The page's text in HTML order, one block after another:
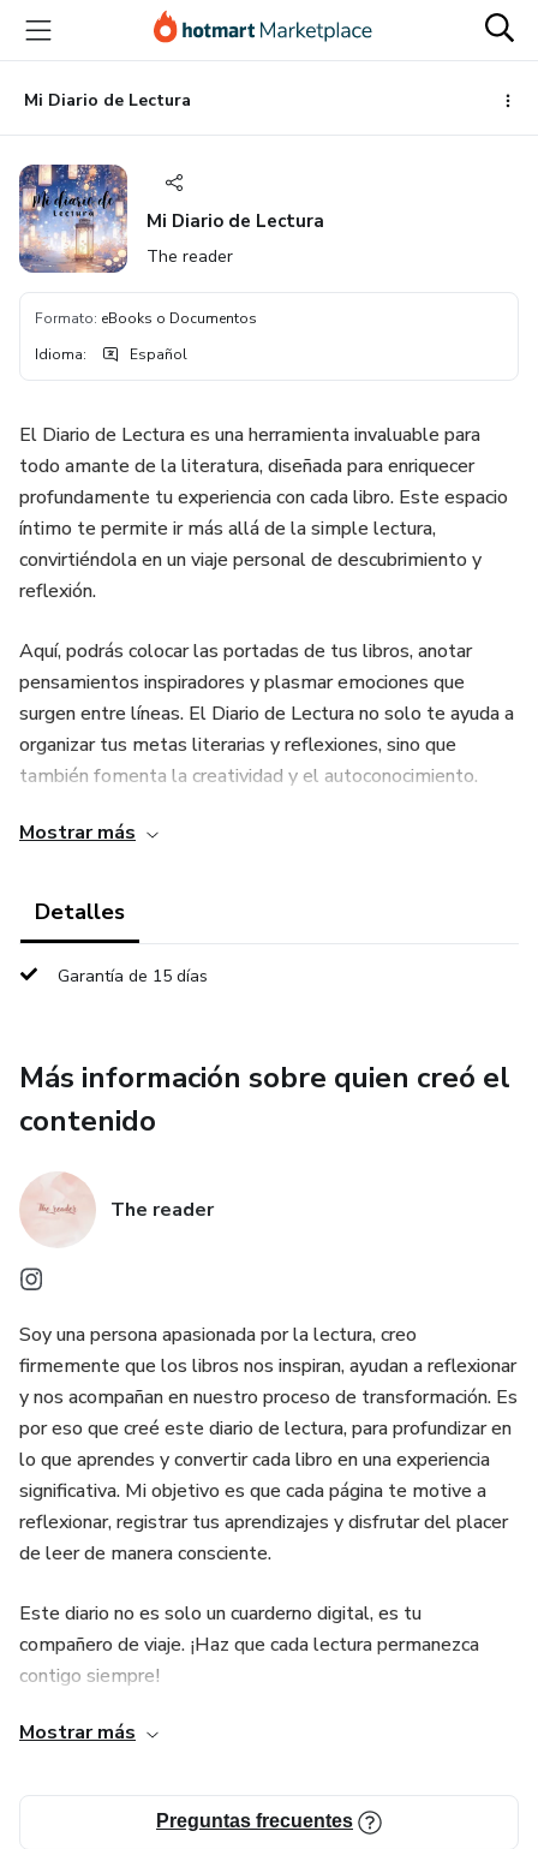
principal
página
de
página
Mi Diario de Lectura
Mi Diario de Lectura
The reader
Formato: eBooks o Documentos
Idioma: Español
El Diario de Lectura es una herramienta invaluable para
todo amante de la literatura, diseñada para enriquecer
profundamente tu experiencia con cada libro. Este espacio
íntimo te permite ir más allá de la simple lectura,
convirtiéndola en un viaje personal de descubrimiento y
reflexión.
Aquí, podrás colocar las portadas de tus libros, anotar
pensamientos inspiradores y plasmar emociones que
surgen entre líneas. El Diario de Lectura no solo te ayuda a
organizar tus metas literarias y reflexiones, sino que
también fomenta la creatividad y el autoconocimiento.
dejan de ser objetos externos y se transforman en parte
ocasional o ávido, este diario es la llave para desbloquear
convirtiendo cada libro en una aventura personal
para navegar entre las secciones, te ayudará a crear un
registro de tus libros literarios, diseñado para que puedas
¡Explira, escribe y disfruta!
Mostrar más
Detalles
Garantía de 15 días
Más información sobre quien creó el
contenido
The reader
Soy una persona apasionada por la lectura, creo
firmemente que los libros nos inspiran, ayudan a reflexionar
y nos acompañan en nuestro proceso de transformación. Es
por eso que creé este diario de lectura, para profundizar en
lo que aprendes y convertir cada libro en una experiencia
significativa. Mi objetivo es que cada página te motive a
reflexionar, registrar tus aprendizajes y disfrutar del placer
de leer de manera consciente.
Este diario no es solo un cuarderno digital, es tu
compañero de viaje. ¡Haz que cada lectura permanezca
contigo siempre!
Puedes seguirme en tiktok como @thereadergt
Mostrar más
Preguntas frecuentes